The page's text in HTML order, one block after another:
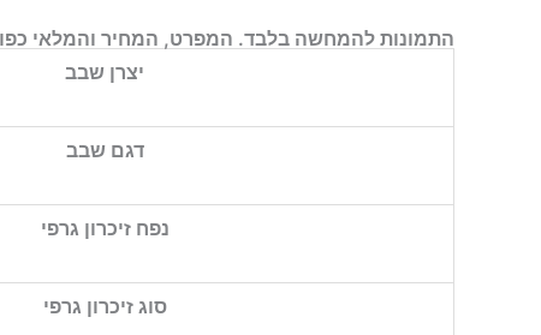
התמונות להמחשה בלבד. המפרט, המחיר והמלאי
יצרן שבב
דגם שבב
נפח זיכרון גרפי
סוג זיכרון גרפי